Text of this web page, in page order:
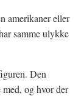
amerikaner eller
samme ulykke
Den
og hvor der